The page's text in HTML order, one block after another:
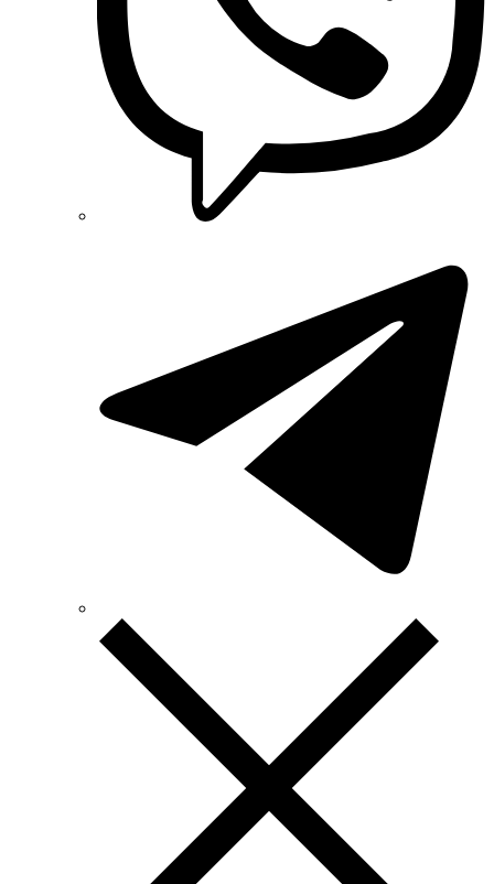
Radpol (Польша)
Raut (Украина)
Reliance (Украина)
REM POWER (Словения)
Schneider-Electric (Франция)
Selec (Индия)
Smart-MAIC
Technoelectric (Италия)
Technosystems (Украина)
TEKPAN (Турция)
TeleTec (Украина)
Vargo (Украина)
Vector VS
Vimar (Италия)
Volter (Украина)
Volterm (Украина)
Wago (Германия)
АС Привод (Украина)
АСКО-УКРЕМ (Украина)